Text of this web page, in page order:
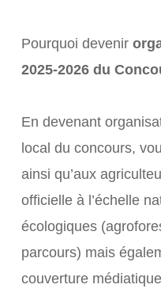
Pourquoi devenir
2025-2026 du
En devenant
local du concours,
ainsi qu’aux
officielle à l’échelle
écologiques
parcours) mais
couverture